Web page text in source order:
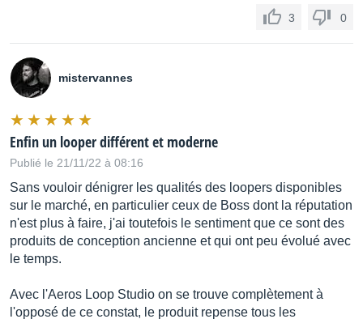
3 0
mistervannes
Enfin un looper différent et moderne
Publié le 21/11/22 à 08:16
Sans vouloir dénigrer les qualités des loopers disponibles
sur le marché, en particulier ceux de Boss dont la réputation
n'est plus à faire, j'ai toutefois le sentiment que ce sont des
produits de conception ancienne et qui ont peu évolué avec
le temps.
Avec l'Aeros Loop Studio on se trouve complètement à
l'opposé de ce constat, le produit repense tous les